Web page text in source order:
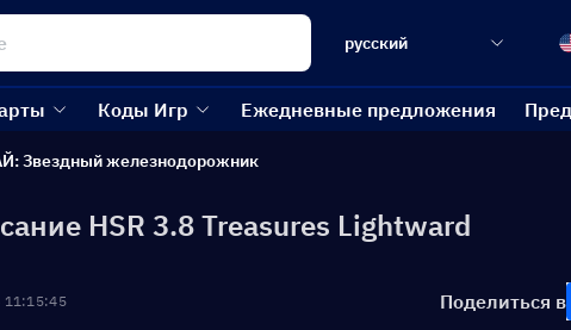
русский
Коды Игр Ежедневные предложения
Звездный железнодорожник
HSR 3.8 Treasures Lightward
11:15:45 Поделиться в